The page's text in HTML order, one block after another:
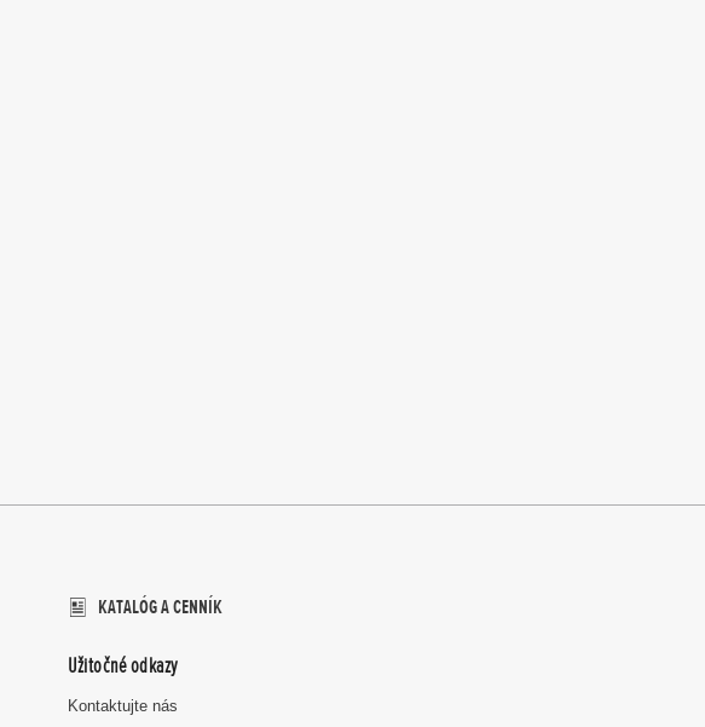
KATALÓG A CENNÍK
Užitočné odkazy
Kontaktujte nás